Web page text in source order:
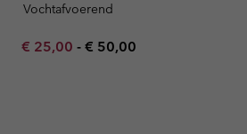
Vochtafvoerend
Minimum sale price:
€ 25,00 - Maximum price:
€ 50,00